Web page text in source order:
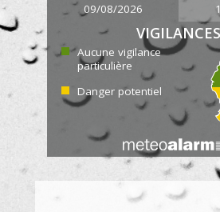
09/08/2026
VIGILANCES
Aucune vigilance
particulière
Danger potentiel